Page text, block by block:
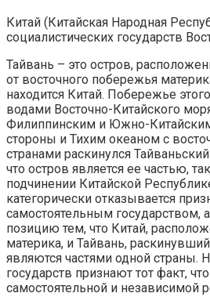
Китай (Китайская Народная
социалистических государств
Тайвань – это остров,
от восточного побережья
находится Китай. Побережье
водами Восточно-Китайского
Филиппинским и Южно-
стороны и Тихим океаном с
странами раскинулся
что остров является ее частью,
подчинении Китайской
категорически отказывается
самостоятельным государством,
позицию тем, что Китай,
материка, и Тайвань,
являются частями одной страны.
государств признают тот факт,
самостоятельной и независимой